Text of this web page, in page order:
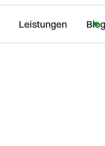
Leistungen